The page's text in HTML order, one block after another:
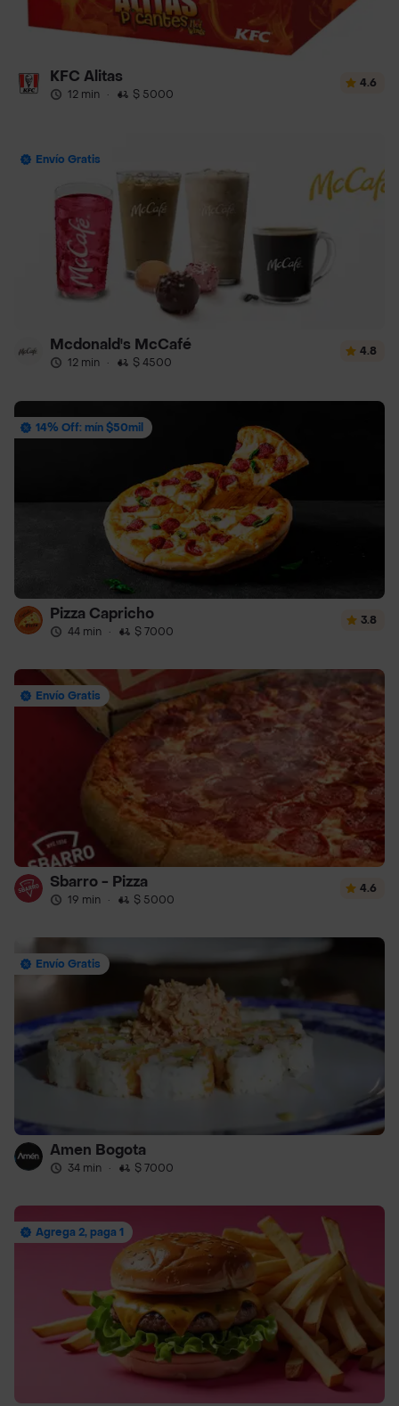
KFC Alitas
12 min · $ 5000
4.6
Envío Gratis
Mcdonald's McCafé
12 min · $ 4500
4.8
14% Off: mín $50mil
Pizza Capricho
44 min · $ 7000
3.8
Envío Gratis
Sbarro - Pizza
19 min · $ 5000
4.6
Envío Gratis
Amen Bogota
34 min · $ 7000
Agrega 2, paga 1